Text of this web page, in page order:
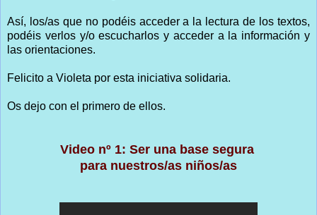
Así, los/as que no podéis acceder a la lectura de los textos,
podéis verlos y/o escucharlos y acceder a la información y
las orientaciones.
Felicito a Violeta por esta iniciativa solidaria.
Os dejo con el primero de ellos.
Video nº 1: Ser una base segura
para nuestros/as niños/as